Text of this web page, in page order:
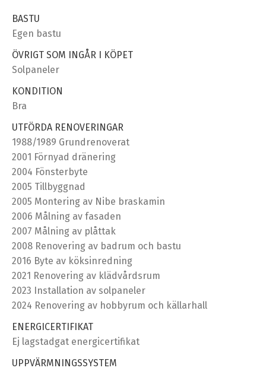
BASTU
Egen bastu
ÖVRIGT SOM INGÅR I KÖPET
Solpaneler
KONDITION
Bra
UTFÖRDA RENOVERINGAR
1988/1989 Grundrenoverat
2001 Förnyad dränering
2004 Fönsterbyte
2005 Tillbyggnad
2005 Montering av Nibe braskamin
2006 Målning av fasaden
2007 Målning av plåttak
2008 Renovering av badrum och bastu
2016 Byte av köksinredning
2021 Renovering av klädvårdsrum
2023 Installation av solpaneler
2024 Renovering av hobbyrum och källarhall
ENERGICERTIFIKAT
Ej lagstadgat energicertifikat
UPPVÄRMNINGSSYSTEM